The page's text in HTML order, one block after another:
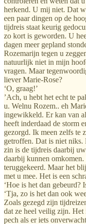
herkend. U mij niet. Dat
een paar dingen op de
tijdreis staat keurig
zo kort is geworden. U
dagen meer gepland
Rozemarijn tegen u
natuurlijk niet in mijn
vragen. Maar
liever Marie-Rose?
‘O, graag!’
’Ach, u hebt het echt te
u. Welnu Rozem.. eh
ingewikkeld. Er kan van
heeft inderdaad de storm
gezorgd. Ik meen zelfs te
getroffen. Dat is niet niks.
zin is de tijdreis daarbij
daarbij kunnen
teruggekeerd. Maar het
met u mee. Het is een
‘Hoe is het dan gebeurd?
‘Tja, zo is het dan ook
Zoals gezegd zijn
dat ze heel veilig zijn. Het
pech als er iets